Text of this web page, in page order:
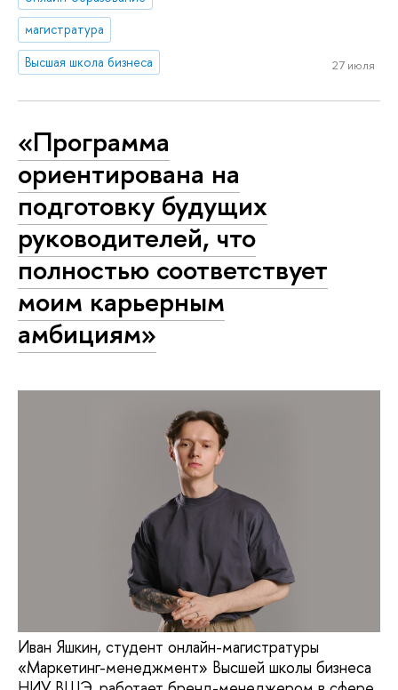
магистратура
Высшая школа бизнеса
27 июля
«Программа
ориентирована на
подготовку будущих
руководителей, что
полностью соответствует
моим карьерным
амбициям»
Иван Яшкин, студент онлайн-магистратуры
«Маркетинг-менеджмент» Высшей школы бизнеса